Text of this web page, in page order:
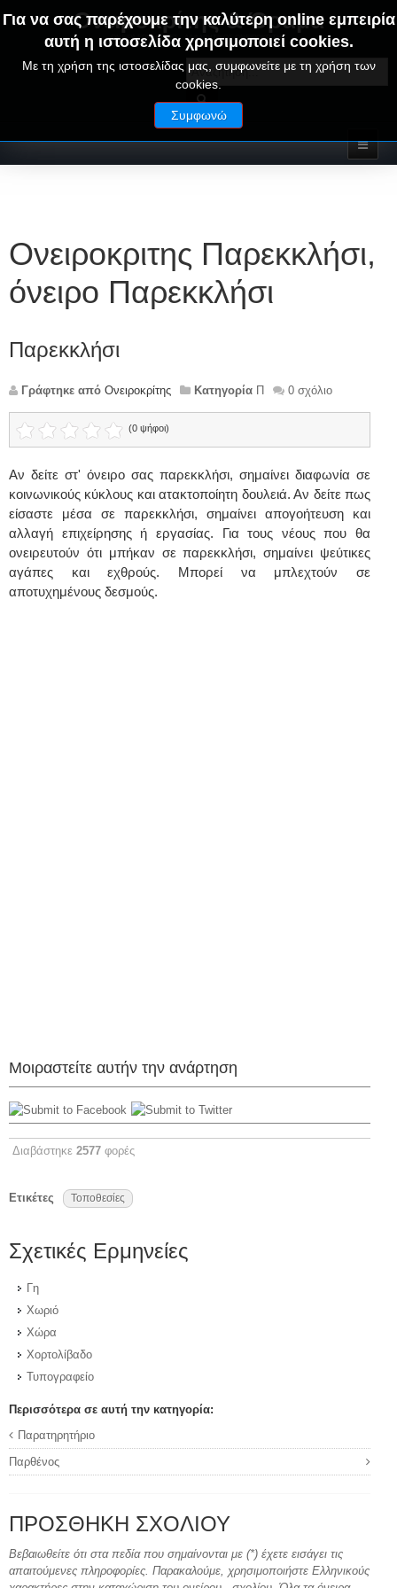
Ονειροκρίτης & Όραμα
ΟΝΕΙΡΑ ΕΡΜΗΝΕΙΕΣ - ΑΛΦΑΒΗΤΙΚΟΣ ΟΝΕΙΡΟΚΡΙΤΗΣ
Για να σας παρέχουμε την καλύτερη online εμπειρία
αυτή η ιστοσελίδα χρησιμοποιεί cookies.
Με τη χρήση της ιστοσελίδας μας, συμφωνείτε με τη χρήση των
cookies.
Συμφωνώ
Ονειροκριτης Παρεκκλήσι,
όνειρο Παρεκκλήσι
Παρεκκλήσι
Γράφτηκε από Ονειροκρίτης Κατηγορία Π 0 σχόλιο
(0 ψήφοι)
Αν δείτε στ' όνειρο σας παρεκκλήσι, σημαίνει διαφωνία σε
κοινωνικούς κύκλους και ατακτοποίητη δουλειά. Αν δείτε πως
είσαστε μέσα σε παρεκκλήσι, σημαίνει απογοήτευση και
αλλαγή επιχείρησης ή εργασίας. Για τους νέους που θα
ονειρευτούν ότι μπήκαν σε παρεκκλήσι, σημαίνει ψεύτικες
αγάπες και εχθρούς. Μπορεί να μπλεχτούν σε
αποτυχημένους δεσμούς.
Μοιραστείτε αυτήν την ανάρτηση
Διαβάστηκε 2577 φορές
Ετικέτες Τοποθεσίες
Σχετικές Ερμηνείες
Γη
Χωριό
Χώρα
Χορτολίβαδο
Τυπογραφείο
Περισσότερα σε αυτή την κατηγορία:
Παρατηρητήριο
Παρθένος
ΠΡΟΣΘΉΚΗ ΣΧΟΛΊΟΥ
Βεβαιωθείτε ότι στα πεδία που σημαίνονται με (*) έχετε εισάγει τις
απαιτούμενες πληροφορίες. Παρακαλούμε, χρησιμοποιήστε Ελληνικούς